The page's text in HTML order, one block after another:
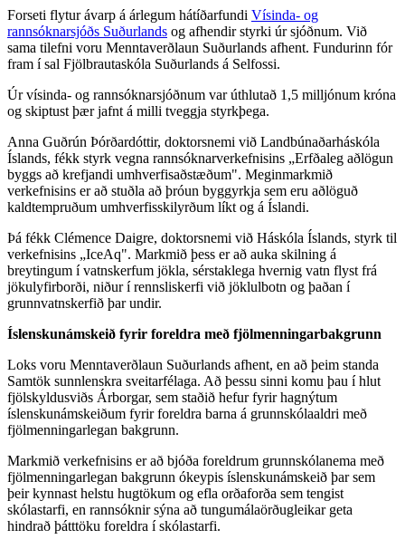
Forseti flytur ávarp á árlegum hátíðarfundi ​​​​‌ ‍ ​‍​‍‌‍ ‌ ​‍‌‍‍‌‌‍‌ ‌‍‍‌‌‍ ‍​‍​‍​ ‍‍​‍​‍‌ ​ ‌‍​‌‌‍ ‍‌‍‍‌‌ ‌​‌ ‍‌​‍ ‍‌‍‍‌‌‍ ​‍​‍​‍ ​​‍​‍‌‍‍​‌ ​‍‌‍‌‌‌‍‌‍​‍​‍​ ‍‍​‍​‍‌‍‍​‌ ‌​‌ ‌​‌ ​​‌ ​ ​‍ ​‍ ‌‍‌‍‌‍ ‌ ​‍‌ ​ ‌‍‌‌‌ ‌​‌‍‍‌​‍ ‌‌‍‍‌‌ ​ ‌‍ ​‌‍​‌‌‍ ‍‌‍‌​‌ ​ ​‍ ‍‌ ‌‍‌‍‌‌‌ ​‍‌‍​ ‌‍‌‌‌‍ ​​‍ ‍‌‍​‌‌ ​​‌ ​​​‍ ‌ ​ ‌ ‌​‌ ‌‌‌‍‌​‌‍‍‌‌‍ ​‍ ‌‍‍‌‌‍ ‍‌ ‌​‌‍‌‌‌‍ ‍‌ ‌​​‍ ‌‍‌‌‌‍‌​‌‍‍‌‌ ‌​​‍ ‌‍ ‌‌‍ ‌‍‌​‌‍‌‌​ ‌‌ ​​‌ ​‍‌‍‌‌‌ ​ ‌‍‌‌‌‍ ‍‌ ‌​‌‍​‌‌ ‌​‌‍‍‌‌‍ ‌‍ ‍​ ‍ ‌‍‍‌‌‍‌​​ ‌​ ‌​​ ​​‌‍‌ ‌​‌‍‌​‍‍‌​‍‌‌​‌​‌ ​ ‌‍​ ‌‍ ‍‌‍‌‍‌‌‍‌‌​‌‌‌​‌‍‌‌‌​‌​‍‍‌‌​‌‌‌‌‌‌​‍ ​ ‌‌‌​‍ ‌​‍ ​ ‍ ‌ ‌​‌ ‍‌‌ ​​‌‍‌‌​ ‌‌‍ ‍‌‍‌‌‌ ‌ ‌ ​ ​ ‍ ‌ ​​‌‍​‌‌ ‌​‌‍‍​​ ‌‌ ​​‌‍​‌‌‍‌ ‌‍‌‌‌​​‍‌ ‌‌‌‍‍‌‌‍ ​‌‍‌​‌‍‌‌‌ ​‍​‍‌‌​ ‌‌‌​​‍‌‌ ‌‍‍ ‌‍‌‌‌ ‍‌​‍‌‌​ ​ ‌​‌​​‍‌‌​ ​ ‌​‌​​‍‌‌​ ​‍​ ​‍‌ ​‍‌‍‍‌‌‍​ ‌‍‍​‌ ‌​‌‍‌‌‌ ‍​‌ ‌​​‍ ‌‌ ​​‌ ‌‌‌ ‍​‌ ‌ ​ ​​‌ ​‍‌ ‌‌‌‍ ‌​ ‌‍​‍‌‌​ ​‍​ ​‍​‍‌‌​ ‌‌‌​‌​​‍ ‍‌‍​ ‌‍ ‌‍ ‍‌ ‌​‌‍‌‌‌‍ ‍‌ ‌​​‍‌‌​ ‌‌‌​​‍‌‌ ‌‍‍ ‌‍‌‌‌ ‍‌​‍‌‌​ ​ ‌​‌​​‍‌‌​ ​ ‌​‌​​‍‌‌​ ​‍​ ​‍‌‍​‌​ ​‌‌‍‌‍​ ‌‌‌‍​ ​ ‌​​ ‍‌‌‍‌‍​ ‌​​ ‌ ​ ‌​​ ​‍​‍‌‌​ ​‍​ ​‍​‍‌‌​ ‌‌‌​‌​​‍ ‍‌‍​ ‌‍‍​‌‍‍‌‌‍ ​‌‍‌​‌ ​‍‌‍‌‌‌‍ ‍​‍‌‌​ ‌‌‌​​‍‌‌ ‌‍‍ ‌‍‌‌‌ ‍‌​‍‌‌​ ​ ‌​‌​​‍‌‌​ ​ ‌​‌​​‍‌‌​ ​‍​ ​‍​ ​​‌‍‌‌​ ​ ​ ​​​ ‌‌​ ​‌​ ​ ​ ​‍‌‍​‌​ ‍​​ ‌​​ ‌​​‍‌‌​ ​‍​ ​‍​‍‌‌​ ‌‌‌​‌​​‍ ‍‌ ‌​‌‍‌‌‌ ‍​‌ ‌​​ ‌‍​‍‌‍​‌‌ ​ ‌‍‌‌‌‌‌‌‌ ​‍‌‍ ​​ ‌‌‍‍​‌ ‌​‌ ‌​‌ ​​‌ ​ ​‍‌‌​ ​‍‌​‌‍​‍‌‌​ ​‍‌​‌‍‌‍‌‍‌‍ ‌ ​‍‌ ​ ‌‍‌‌‌ ‌​‌‍‍‌​‍ ‌‌‍‍‌‌ ​ ‌‍ ​‌‍​‌‌‍ ‍‌‍‌​‌ ​ ​‍ ‍‌ ‌‍‌‍‌‌‌ ​‍‌‍​ ‌‍‌‌‌‍ ​​‍ ‍‌‍​‌‌ ​​‌ ​​​‍‌‌​ ​‍‌​‌‍‌ ​ ‌ ‌​‌ ‌‌‌‍‌​‌‍‍‌‌‍ ​‍‌‍‌‍‍‌‌‍‌​​ ‌​ ‌​​ ​​‌‍‌ ‌​‌‍‌​‍‍‌​‍‌‌​‌​‌ ​ ‌‍​ ‌‍ ‍‌‍‌‍‌‌‍‌‌​‌‌‌​‌‍‌‌‌​‌​‍‍‌‌​‌‌‌‌‌‌​‍ ​ ‌‌‌​‍ ‌​‍ ​‍‌‍‌ ‌​‌ ‍‌‌ ​​‌‍‌‌​ ‌‌‍ ‍‌‍‌‌‌ ‌ ‌ ​ ​‍‌‍‌ ​​‌‍​‌‌ ‌​‌‍‍​​ ‌‌ ​​‌‍​‌‌‍‌ ‌‍‌‌‌​​‍‌ ‌‌‌‍‍‌‌‍ ​‌‍‌​‌‍‌‌‌ ​‍​‍‌‌​ ‌‌‌​​‍‌‌ ‌‍‍ ‌‍‌‌‌ ‍‌​‍‌‌​ ​ ‌​‌​​‍‌‌​ ​ ‌​‌​​‍‌‌​ ​‍​ ​‍‌ ​‍‌‍‍‌‌‍​ ‌‍‍​‌ ‌​‌‍‌‌‌ ‍​‌ ‌​​‍ ‌‌ ​​‌ ‌‌‌ ‍​‌ ‌ ​ ​​‌ ​‍‌ ‌‌‌‍ ‌​ ‌‍​‍‌‌​ ​‍​ ​‍​‍‌‌​ ‌‌‌​‌​​‍ ‍‌‍​ ‌‍ ‌‍ ‍‌ ‌​‌‍‌‌‌‍ ‍‌ ‌​​‍‌‌​ ‌‌‌​​‍‌‌ ‌‍‍ ‌‍‌‌‌ ‍‌​‍‌‌​ ​ ‌​‌​​‍‌‌​ ​ ‌​‌​​‍‌‌​ ​‍​ ​‍‌‍​‌​ ​‌‌‍‌‍​ ‌‌‌‍​ ​ ‌​​ ‍‌‌‍‌‍​ ‌​​ ‌ ​ ‌​​ ​‍​‍‌‌​ ​‍​ ​‍​‍‌‌​ ‌‌‌​‌​​‍ ‍‌‍​ ‌‍‍​‌‍‍‌‌‍ ​‌‍‌​‌ ​‍‌‍‌‌‌‍ ‍​‍‌‌​ ‌‌‌​​‍‌‌ ‌‍‍ ‌‍‌‌‌ ‍‌​‍‌‌​ ​ ‌​‌​​‍‌‌​ ​ ‌​‌​​‍‌‌​ ​‍​ ​‍​ ​​‌‍‌‌​ ​ ​ ​​​ ‌‌​ ​‌​ ​ ​ ​‍‌‍​‌​ ‍​​ ‌​​ ‌​​‍‌‌​ ​‍​ ​‍​‍‌‌​ ‌‌‌​‌​​‍ ‍‌ ‌​‌‍‌‌‌ ‍​‌ ‌​​‍‌‍‌ ​​‌‍‌‌‌ ​‍‌ ​ ‌ ​​‌‍‌‌‌‍​ ‌ ‌​‌‍‍‌‌ ‌‍‌‍‌‌​ ‌‌ ​​‌ ‌‌‌‍​‍‌‍ ​‌‍‍‌‌ ​ ‌‍‍​‌‍‌‌‌‍‌​​‍​‍‌ ‌ Vísinda- og
rannsóknarsjóðs Suðurlands​​​​‌ ‍ ​‍​‍‌‍ ‌ ​‍‌‍‍‌‌‍‌ ‌‍‍‌‌‍ ‍​‍​‍​ ‍‍​‍​‍‌ ​ ‌‍​‌‌‍ ‍‌‍‍‌‌ ‌​‌ ‍‌​‍ ‍‌‍‍‌‌‍ ​‍​‍​‍ ​​‍​‍‌‍‍​‌ ​‍‌‍‌‌‌‍‌‍​‍​‍​ ‍‍​‍​‍‌‍‍​‌ ‌​‌ ‌​‌ ​​‌ ​ ​‍ ​‍ ‌‍‌‍‌‍ ‌ ​‍‌ ​ ‌‍‌‌‌ ‌​‌‍‍‌​‍ ‌‌‍‍‌‌ ​ ‌‍ ​‌‍​‌‌‍ ‍‌‍‌​‌ ​ ​‍ ‍‌ ‌‍‌‍‌‌‌ ​‍‌‍​ ‌‍‌‌‌‍ ​​‍ ‍‌‍​‌‌ ​​‌ ​​​‍ ‌ ​ ‌ ‌​‌ ‌‌‌‍‌​‌‍‍‌‌‍ ​‍ ‌‍‍‌‌‍ ‍‌ ‌​‌‍‌‌‌‍ ‍‌ ‌​​‍ ‌‍‌‌‌‍‌​‌‍‍‌‌ ‌​​‍ ‌‍ ‌‌‍ ‌‍‌​‌‍‌‌​ ‌‌ ​​‌ ​‍‌‍‌‌‌ ​ ‌‍‌‌‌‍ ‍‌ ‌​‌‍​‌‌ ‌​‌‍‍‌‌‍ ‌‍ ‍​ ‍ ‌‍‍‌‌‍‌​​ ‌​ ‌​​ ​​‌‍‌ ‌​‌‍‌​‍‍‌​‍‌‌​‌​‌ ​ ‌‍​ ‌‍ ‍‌‍‌‍‌‌‍‌‌​‌‌‌​‌‍‌‌‌​‌​‍‍‌‌​‌‌‌‌‌‌​‍ ​ ‌‌‌​‍ ‌​‍ ​ ‍ ‌ ‌​‌ ‍‌‌ ​​‌‍‌‌​ ‌‌‍ ‍‌‍‌‌‌ ‌ ‌ ​ ​ ‍ ‌ ​​‌‍​‌‌ ‌​‌‍‍​​ ‌‌ ​​‌‍​‌‌‍‌ ‌‍‌‌‌​​‍‌ ‌‌‌‍‍‌‌‍ ​‌‍‌​‌‍‌‌‌ ​‍​‍‌‌​ ‌‌‌​​‍‌‌ ‌‍‍ ‌‍‌‌‌ ‍‌​‍‌‌​ ​ ‌​‌​​‍‌‌​ ​ ‌​‌​​‍‌‌​ ​‍​ ​‍‌ ​‍‌‍‍‌‌‍​ ‌‍‍​‌ ‌​‌‍‌‌‌ ‍​‌ ‌​​‍ ‌‌ ​​‌ ‌‌‌ ‍​‌ ‌ ​ ​​‌ ​‍‌ ‌‌‌‍ ‌​ ‌‍​‍‌‌​ ​‍​ ​‍​‍‌‌​ ‌‌‌​‌​​‍ ‍‌‍​ ‌‍ ‌‍ ‍‌ ‌​‌‍‌‌‌‍ ‍‌ ‌​​‍‌‌​ ‌‌‌​​‍‌‌ ‌‍‍ ‌‍‌‌‌ ‍‌​‍‌‌​ ​ ‌​‌​​‍‌‌​ ​ ‌​‌​​‍‌‌​ ​‍​ ​‍‌‍​‌​ ​‌‌‍‌‍​ ‌‌‌‍​ ​ ‌​​ ‍‌‌‍‌‍​ ‌​​ ‌ ​ ‌​​ ​‍​‍‌‌​ ​‍​ ​‍​‍‌‌​ ‌‌‌​‌​​‍ ‍‌‍​ ‌‍‍​‌‍‍‌‌‍ ​‌‍‌​‌ ​‍‌‍‌‌‌‍ ‍​‍‌‌​ ‌‌‌​​‍‌‌ ‌‍‍ ‌‍‌‌‌ ‍‌​‍‌‌​ ​ ‌​‌​​‍‌‌​ ​ ‌​‌​​‍‌‌​ ​‍​ ​‍​ ‌‌​ ​​​ ‍‌​ ​‌​ ​​‌‍​ ‌‍‌​‌‍​ ‌‍​‍​ ‌‍‌‍‌‍‌‍​‍​‍‌‌​ ​‍​ ​‍​‍‌‌​ ‌‌‌​‌​​‍ ‍‌ ‌​‌‍‌‌‌ ‍​‌ ‌​​ ‌‍​‍‌‍​‌‌ ​ ‌‍‌‌‌‌‌‌‌ ​‍‌‍ ​​ ‌‌‍‍​‌ ‌​‌ ‌​‌ ​​‌ ​ ​‍‌‌​ ​‍‌​‌‍​‍‌‌​ ​‍‌​‌‍‌‍‌‍‌‍ ‌ ​‍‌ ​ ‌‍‌‌‌ ‌​‌‍‍‌​‍ ‌‌‍‍‌‌ ​ ‌‍ ​‌‍​‌‌‍ ‍‌‍‌​‌ ​ ​‍ ‍‌ ‌‍‌‍‌‌‌ ​‍‌‍​ ‌‍‌‌‌‍ ​​‍ ‍‌‍​‌‌ ​​‌ ​​​‍‌‌​ ​‍‌​‌‍‌ ​ ‌ ‌​‌ ‌‌‌‍‌​‌‍‍‌‌‍ ​‍‌‍‌‍‍‌‌‍‌​​ ‌​ ‌​​ ​​‌‍‌ ‌​‌‍‌​‍‍‌​‍‌‌​‌​‌ ​ ‌‍​ ‌‍ ‍‌‍‌‍‌‌‍‌‌​‌‌‌​‌‍‌‌‌​‌​‍‍‌‌​‌‌‌‌‌‌​‍ ​ ‌‌‌​‍ ‌​‍ ​‍‌‍‌ ‌​‌ ‍‌‌ ​​‌‍‌‌​ ‌‌‍ ‍‌‍‌‌‌ ‌ ‌ ​ ​‍‌‍‌ ​​‌‍​‌‌ ‌​‌‍‍​​ ‌‌ ​​‌‍​‌‌‍‌ ‌‍‌‌‌​​‍‌ ‌‌‌‍‍‌‌‍ ​‌‍‌​‌‍‌‌‌ ​‍​‍‌‌​ ‌‌‌​​‍‌‌ ‌‍‍ ‌‍‌‌‌ ‍‌​‍‌‌​ ​ ‌​‌​​‍‌‌​ ​ ‌​‌​​‍‌‌​ ​‍​ ​‍‌ ​‍‌‍‍‌‌‍​ ‌‍‍​‌ ‌​‌‍‌‌‌ ‍​‌ ‌​​‍ ‌‌ ​​‌ ‌‌‌ ‍​‌ ‌ ​ ​​‌ ​‍‌ ‌‌‌‍ ‌​ ‌‍​‍‌‌​ ​‍​ ​‍​‍‌‌​ ‌‌‌​‌​​‍ ‍‌‍​ ‌‍ ‌‍ ‍‌ ‌​‌‍‌‌‌‍ ‍‌ ‌​​‍‌‌​ ‌‌‌​​‍‌‌ ‌‍‍ ‌‍‌‌‌ ‍‌​‍‌‌​ ​ ‌​‌​​‍‌‌​ ​ ‌​‌​​‍‌‌​ ​‍​ ​‍‌‍​‌​ ​‌‌‍‌‍​ ‌‌‌‍​ ​ ‌​​ ‍‌‌‍‌‍​ ‌​​ ‌ ​ ‌​​ ​‍​‍‌‌​ ​‍​ ​‍​‍‌‌​ ‌‌‌​‌​​‍ ‍‌‍​ ‌‍‍​‌‍‍‌‌‍ ​‌‍‌​‌ ​‍‌‍‌‌‌‍ ‍​‍‌‌​ ‌‌‌​​‍‌‌ ‌‍‍ ‌‍‌‌‌ ‍‌​‍‌‌​ ​ ‌​‌​​‍‌‌​ ​ ‌​‌​​‍‌‌​ ​‍​ ​‍​ ‌‌​ ​​​ ‍‌​ ​‌​ ​​‌‍​ ‌‍‌​‌‍​ ‌‍​‍​ ‌‍‌‍‌‍‌‍​‍​‍‌‌​ ​‍​ ​‍​‍‌‌​ ‌‌‌​‌​​‍ ‍‌ ‌​‌‍‌‌‌ ‍​‌ ‌​​‍‌‍‌ ​​‌‍‌‌‌ ​‍‌ ​ ‌ ​​‌‍‌‌‌‍​ ‌ ‌​‌‍‍‌‌ ‌‍‌‍‌‌​ ‌‌ ​​‌ ‌‌‌‍​‍‌‍ ​‌‍‍‌‌ ​ ‌‍‍​‌‍‌‌‌‍‌​​‍​‍‌ ‌ og afhendir styrki úr sjóðnum. Við
sama tilefni voru Menntaverðlaun Suðurlands afhent. Fundurinn fór
fram í sal Fjölbrautaskóla Suðurlands á Selfossi.​​​​‌ ‍ ​‍​‍‌‍ ‌ ​‍‌‍‍‌‌‍‌ ‌‍‍‌‌‍ ‍​‍​‍​ ‍‍​‍​‍‌ ​ ‌‍​‌‌‍ ‍‌‍‍‌‌ ‌​‌ ‍‌​‍ ‍‌‍‍‌‌‍ ​‍​‍​‍ ​​‍​‍‌‍‍​‌ ​‍‌‍‌‌‌‍‌‍​‍​‍​ ‍‍​‍​‍‌‍‍​‌ ‌​‌ ‌​‌ ​​‌ ​ ​‍ ​‍ ‌‍‌‍‌‍ ‌ ​‍‌ ​ ‌‍‌‌‌ ‌​‌‍‍‌​‍ ‌‌‍‍‌‌ ​ ‌‍ ​‌‍​‌‌‍ ‍‌‍‌​‌ ​ ​‍ ‍‌ ‌‍‌‍‌‌‌ ​‍‌‍​ ‌‍‌‌‌‍ ​​‍ ‍‌‍​‌‌ ​​‌ ​​​‍ ‌ ​ ‌ ‌​‌ ‌‌‌‍‌​‌‍‍‌‌‍ ​‍ ‌‍‍‌‌‍ ‍‌ ‌​‌‍‌‌‌‍ ‍‌ ‌​​‍ ‌‍‌‌‌‍‌​‌‍‍‌‌ ‌​​‍ ‌‍ ‌‌‍ ‌‍‌​‌‍‌‌​ ‌‌ ​​‌ ​‍‌‍‌‌‌ ​ ‌‍‌‌‌‍ ‍‌ ‌​‌‍​‌‌ ‌​‌‍‍‌‌‍ ‌‍ ‍​ ‍ ‌‍‍‌‌‍‌​​ ‌​ ‌​​ ​​‌‍‌ ‌​‌‍‌​‍‍‌​‍‌‌​‌​‌ ​ ‌‍​ ‌‍ ‍‌‍‌‍‌‌‍‌‌​‌‌‌​‌‍‌‌‌​‌​‍‍‌‌​‌‌‌‌‌‌​‍ ​ ‌‌‌​‍ ‌​‍ ​ ‍ ‌ ‌​‌ ‍‌‌ ​​‌‍‌‌​ ‌‌‍ ‍‌‍‌‌‌ ‌ ‌ ​ ​ ‍ ‌ ​​‌‍​‌‌ ‌​‌‍‍​​ ‌‌ ​​‌‍​‌‌‍‌ ‌‍‌‌‌​​‍‌ ‌‌‌‍‍‌‌‍ ​‌‍‌​‌‍‌‌‌ ​‍​‍‌‌​ ‌‌‌​​‍‌‌ ‌‍‍ ‌‍‌‌‌ ‍‌​‍‌‌​ ​ ‌​‌​​‍‌‌​ ​ ‌​‌​​‍‌‌​ ​‍​ ​‍‌ ​‍‌‍‍‌‌‍​ ‌‍‍​‌ ‌​‌‍‌‌‌ ‍​‌ ‌​​‍ ‌‌ ​​‌ ‌‌‌ ‍​‌ ‌ ​ ​​‌ ​‍‌ ‌‌‌‍ ‌​ ‌‍​‍‌‌​ ​‍​ ​‍​‍‌‌​ ‌‌‌​‌​​‍ ‍‌‍​ ‌‍ ‌‍ ‍‌ ‌​‌‍‌‌‌‍ ‍‌ ‌​​‍‌‌​ ‌‌‌​​‍‌‌ ‌‍‍ ‌‍‌‌‌ ‍‌​‍‌‌​ ​ ‌​‌​​‍‌‌​ ​ ‌​‌​​‍‌‌​ ​‍​ ​‍‌‍​‌​ ​‌‌‍‌‍​ ‌‌‌‍​ ​ ‌​​ ‍‌‌‍‌‍​ ‌​​ ‌ ​ ‌​​ ​‍​‍‌‌​ ​‍​ ​‍​‍‌‌​ ‌‌‌​‌​​‍ ‍‌‍​ ‌‍‍​‌‍‍‌‌‍ ​‌‍‌​‌ ​‍‌‍‌‌‌‍ ‍​‍‌‌​ ‌‌‌​​‍‌‌ ‌‍‍ ‌‍‌‌‌ ‍‌​‍‌‌​ ​ ‌​‌​​‍‌‌​ ​ ‌​‌​​‍‌‌​ ​‍​ ​‍​ ‌​​ ​ ​ ‌​‌‍‌‌​ ‍‌​ ‍​‌‍‌‍​ ‌‍​ ​‌‌‍‌‍​ ‌‌​ ​‌​‍‌‌​ ​‍​ ​‍​‍‌‌​ ‌‌‌​‌​​‍ ‍‌ ‌​‌‍‌‌‌ ‍​‌ ‌​​ ‌‍​‍‌‍​‌‌ ​ ‌‍‌‌‌‌‌‌‌ ​‍‌‍ ​​ ‌‌‍‍​‌ ‌​‌ ‌​‌ ​​‌ ​ ​‍‌‌​ ​‍‌​‌‍​‍‌‌​ ​‍‌​‌‍‌‍‌‍‌‍ ‌ ​‍‌ ​ ‌‍‌‌‌ ‌​‌‍‍‌​‍ ‌‌‍‍‌‌ ​ ‌‍ ​‌‍​‌‌‍ ‍‌‍‌​‌ ​ ​‍ ‍‌ ‌‍‌‍‌‌‌ ​‍‌‍​ ‌‍‌‌‌‍ ​​‍ ‍‌‍​‌‌ ​​‌ ​​​‍‌‌​ ​‍‌​‌‍‌ ​ ‌ ‌​‌ ‌‌‌‍‌​‌‍‍‌‌‍ ​‍‌‍‌‍‍‌‌‍‌​​ ‌​ ‌​​ ​​‌‍‌ ‌​‌‍‌​‍‍‌​‍‌‌​‌​‌ ​ ‌‍​ ‌‍ ‍‌‍‌‍‌‌‍‌‌​‌‌‌​‌‍‌‌‌​‌​‍‍‌‌​‌‌‌‌‌‌​‍ ​ ‌‌‌​‍ ‌​‍ ​‍‌‍‌ ‌​‌ ‍‌‌ ​​‌‍‌‌​ ‌‌‍ ‍‌‍‌‌‌ ‌ ‌ ​ ​‍‌‍‌ ​​‌‍​‌‌ ‌​‌‍‍​​ ‌‌ ​​‌‍​‌‌‍‌ ‌‍‌‌‌​​‍‌ ‌‌‌‍‍‌‌‍ ​‌‍‌​‌‍‌‌‌ ​‍​‍‌‌​ ‌‌‌​​‍‌‌ ‌‍‍ ‌‍‌‌‌ ‍‌​‍‌‌​ ​ ‌​‌​​‍‌‌​ ​ ‌​‌​​‍‌‌​ ​‍​ ​‍‌ ​‍‌‍‍‌‌‍​ ‌‍‍​‌ ‌​‌‍‌‌‌ ‍​‌ ‌​​‍ ‌‌ ​​‌ ‌‌‌ ‍​‌ ‌ ​ ​​‌ ​‍‌ ‌‌‌‍ ‌​ ‌‍​‍‌‌​ ​‍​ ​‍​‍‌‌​ ‌‌‌​‌​​‍ ‍‌‍​ ‌‍ ‌‍ ‍‌ ‌​‌‍‌‌‌‍ ‍‌ ‌​​‍‌‌​ ‌‌‌​​‍‌‌ ‌‍‍ ‌‍‌‌‌ ‍‌​‍‌‌​ ​ ‌​‌​​‍‌‌​ ​ ‌​‌​​‍‌‌​ ​‍​ ​‍‌‍​‌​ ​‌‌‍‌‍​ ‌‌‌‍​ ​ ‌​​ ‍‌‌‍‌‍​ ‌​​ ‌ ​ ‌​​ ​‍​‍‌‌​ ​‍​ ​‍​‍‌‌​ ‌‌‌​‌​​‍ ‍‌‍​ ‌‍‍​‌‍‍‌‌‍ ​‌‍‌​‌ ​‍‌‍‌‌‌‍ ‍​‍‌‌​ ‌‌‌​​‍‌‌ ‌‍‍ ‌‍‌‌‌ ‍‌​‍‌‌​ ​ ‌​‌​​‍‌‌​ ​ ‌​‌​​‍‌‌​ ​‍​ ​‍​ ‌​​ ​ ​ ‌​‌‍‌‌​ ‍‌​ ‍​‌‍‌‍​ ‌‍​ ​‌‌‍‌‍​ ‌‌​ ​‌​‍‌‌​ ​‍​ ​‍​‍‌‌​ ‌‌‌​‌​​‍ ‍‌ ‌​‌‍‌‌‌ ‍​‌ ‌​​‍‌‍‌ ​​‌‍‌‌‌ ​‍‌ ​ ‌ ​​‌‍‌‌‌‍​ ‌ ‌​‌‍‍‌‌ ‌‍‌‍‌‌​ ‌‌ ​​‌ ‌‌‌‍​‍‌‍ ​‌‍‍‌‌ ​ ‌‍‍​‌‍‌‌‌‍‌​​‍​‍‌ ‌
Úr vísinda- og rannsóknarsjóðnum var úthlutað 1,5 milljónum króna
og skiptust þær jafnt á milli tveggja styrkþega.​​​​‌ ‍ ​‍​‍‌‍ ‌ ​‍‌‍‍‌‌‍‌ ‌‍‍‌‌‍ ‍​‍​‍​ ‍‍​‍​‍‌ ​ ‌‍​‌‌‍ ‍‌‍‍‌‌ ‌​‌ ‍‌​‍ ‍‌‍‍‌‌‍ ​‍​‍​‍ ​​‍​‍‌‍‍​‌ ​‍‌‍‌‌‌‍‌‍​‍​‍​ ‍‍​‍​‍‌‍‍​‌ ‌​‌ ‌​‌ ​​‌ ​ ​‍ ​‍ ‌‍‌‍‌‍ ‌ ​‍‌ ​ ‌‍‌‌‌ ‌​‌‍‍‌​‍ ‌‌‍‍‌‌ ​ ‌‍ ​‌‍​‌‌‍ ‍‌‍‌​‌ ​ ​‍ ‍‌ ‌‍‌‍‌‌‌ ​‍‌‍​ ‌‍‌‌‌‍ ​​‍ ‍‌‍​‌‌ ​​‌ ​​​‍ ‌ ​ ‌ ‌​‌ ‌‌‌‍‌​‌‍‍‌‌‍ ​‍ ‌‍‍‌‌‍ ‍‌ ‌​‌‍‌‌‌‍ ‍‌ ‌​​‍ ‌‍‌‌‌‍‌​‌‍‍‌‌ ‌​​‍ ‌‍ ‌‌‍ ‌‍‌​‌‍‌‌​ ‌‌ ​​‌ ​‍‌‍‌‌‌ ​ ‌‍‌‌‌‍ ‍‌ ‌​‌‍​‌‌ ‌​‌‍‍‌‌‍ ‌‍ ‍​ ‍ ‌‍‍‌‌‍‌​​ ‌​ ‌​​ ​​‌‍‌ ‌​‌‍‌​‍‍‌​‍‌‌​‌​‌ ​ ‌‍​ ‌‍ ‍‌‍‌‍‌‌‍‌‌​‌‌‌​‌‍‌‌‌​‌​‍‍‌‌​‌‌‌‌‌‌​‍ ​ ‌‌‌​‍ ‌​‍ ​ ‍ ‌ ‌​‌ ‍‌‌ ​​‌‍‌‌​ ‌‌‍ ‍‌‍‌‌‌ ‌ ‌ ​ ​ ‍ ‌ ​​‌‍​‌‌ ‌​‌‍‍​​ ‌‌ ​​‌‍​‌‌‍‌ ‌‍‌‌‌​​‍‌ ‌‌‌‍‍‌‌‍ ​‌‍‌​‌‍‌‌‌ ​‍​‍‌‌​ ‌‌‌​​‍‌‌ ‌‍‍ ‌‍‌‌‌ ‍‌​‍‌‌​ ​ ‌​‌​​‍‌‌​ ​ ‌​‌​​‍‌‌​ ​‍​ ​‍‌ ​‍‌‍‍‌‌‍​ ‌‍‍​‌ ‌​‌‍‌‌‌ ‍​‌ ‌​​‍ ‌‌ ​​‌ ‌‌‌ ‍​‌ ‌ ​ ​​‌ ​‍‌ ‌‌‌‍ ‌​ ‌‍​‍‌‌​ ​‍​ ​‍​‍‌‌​ ‌‌‌​‌​​‍ ‍‌‍​ ‌‍ ‌‍ ‍‌ ‌​‌‍‌‌‌‍ ‍‌ ‌​​‍‌‌​ ‌‌‌​​‍‌‌ ‌‍‍ ‌‍‌‌‌ ‍‌​‍‌‌​ ​ ‌​‌​​‍‌‌​ ​ ‌​‌​​‍‌‌​ ​‍​ ​‍‌‍‌‍​ ​ ‌‍‌​‌‍‌‍‌‍‌‍​ ‌‍​ ‌‍‌‍​‍​ ​‌‌‍​‍​ ‌​‌‍​‌​‍‌‌​ ​‍​ ​‍​‍‌‌​ ‌‌‌​‌​​‍ ‍‌‍​ ‌‍‍​‌‍‍‌‌‍ ​‌‍‌​‌ ​‍‌‍‌‌‌‍ ‍​‍‌‌​ ‌‌‌​​‍‌‌ ‌‍‍ ‌‍‌‌‌ ‍‌​‍‌‌​ ​ ‌​‌​​‍‌‌​ ​ ‌​‌​​‍‌‌​ ​‍​ ​‍‌‍​‍​ ‌‍​ ​‌​ ‍​‌‍‌‌​ ‌‍‌‍‌‌​ ‌‌​ ‍​‌‍‌​​ ‍​​ ‌‍​‍‌‌​ ​‍​ ​‍​‍‌‌​ ‌‌‌​‌​​‍ ‍‌ ‌​‌‍‌‌‌ ‍​‌ ‌​​ ‌‍​‍‌‍​‌‌ ​ ‌‍‌‌‌‌‌‌‌ ​‍‌‍ ​​ ‌‌‍‍​‌ ‌​‌ ‌​‌ ​​‌ ​ ​‍‌‌​ ​‍‌​‌‍​‍‌‌​ ​‍‌​‌‍‌‍‌‍‌‍ ‌ ​‍‌ ​ ‌‍‌‌‌ ‌​‌‍‍‌​‍ ‌‌‍‍‌‌ ​ ‌‍ ​‌‍​‌‌‍ ‍‌‍‌​‌ ​ ​‍ ‍‌ ‌‍‌‍‌‌‌ ​‍‌‍​ ‌‍‌‌‌‍ ​​‍ ‍‌‍​‌‌ ​​‌ ​​​‍‌‌​ ​‍‌​‌‍‌ ​ ‌ ‌​‌ ‌‌‌‍‌​‌‍‍‌‌‍ ​‍‌‍‌‍‍‌‌‍‌​​ ‌​ ‌​​ ​​‌‍‌ ‌​‌‍‌​‍‍‌​‍‌‌​‌​‌ ​ ‌‍​ ‌‍ ‍‌‍‌‍‌‌‍‌‌​‌‌‌​‌‍‌‌‌​‌​‍‍‌‌​‌‌‌‌‌‌​‍ ​ ‌‌‌​‍ ‌​‍ ​‍‌‍‌ ‌​‌ ‍‌‌ ​​‌‍‌‌​ ‌‌‍ ‍‌‍‌‌‌ ‌ ‌ ​ ​‍‌‍‌ ​​‌‍​‌‌ ‌​‌‍‍​​ ‌‌ ​​‌‍​‌‌‍‌ ‌‍‌‌‌​​‍‌ ‌‌‌‍‍‌‌‍ ​‌‍‌​‌‍‌‌‌ ​‍​‍‌‌​ ‌‌‌​​‍‌‌ ‌‍‍ ‌‍‌‌‌ ‍‌​‍‌‌​ ​ ‌​‌​​‍‌‌​ ​ ‌​‌​​‍‌‌​ ​‍​ ​‍‌ ​‍‌‍‍‌‌‍​ ‌‍‍​‌ ‌​‌‍‌‌‌ ‍​‌ ‌​​‍ ‌‌ ​​‌ ‌‌‌ ‍​‌ ‌ ​ ​​‌ ​‍‌ ‌‌‌‍ ‌​ ‌‍​‍‌‌​ ​‍​ ​‍​‍‌‌​ ‌‌‌​‌​​‍ ‍‌‍​ ‌‍ ‌‍ ‍‌ ‌​‌‍‌‌‌‍ ‍‌ ‌​​‍‌‌​ ‌‌‌​​‍‌‌ ‌‍‍ ‌‍‌‌‌ ‍‌​‍‌‌​ ​ ‌​‌​​‍‌‌​ ​ ‌​‌​​‍‌‌​ ​‍​ ​‍‌‍‌‍​ ​ ‌‍‌​‌‍‌‍‌‍‌‍​ ‌‍​ ‌‍‌‍​‍​ ​‌‌‍​‍​ ‌​‌‍​‌​‍‌‌​ ​‍​ ​‍​‍‌‌​ ‌‌‌​‌​​‍ ‍‌‍​ ‌‍‍​‌‍‍‌‌‍ ​‌‍‌​‌ ​‍‌‍‌‌‌‍ ‍​‍‌‌​ ‌‌‌​​‍‌‌ ‌‍‍ ‌‍‌‌‌ ‍‌​‍‌‌​ ​ ‌​‌​​‍‌‌​ ​ ‌​‌​​‍‌‌​ ​‍​ ​‍‌‍​‍​ ‌‍​ ​‌​ ‍​‌‍‌‌​ ‌‍‌‍‌‌​ ‌‌​ ‍​‌‍‌​​ ‍​​ ‌‍​‍‌‌​ ​‍​ ​‍​‍‌‌​ ‌‌‌​‌​​‍ ‍‌ ‌​‌‍‌‌‌ ‍​‌ ‌​​‍‌‍‌ ​​‌‍‌‌‌ ​‍‌ ​ ‌ ​​‌‍‌‌‌‍​ ‌ ‌​‌‍‍‌‌ ‌‍‌‍‌‌​ ‌‌ ​​‌ ‌‌‌‍​‍‌‍ ​‌‍‍‌‌ ​ ‌‍‍​‌‍‌‌‌‍‌​​‍​‍‌ ‌
Anna Guðrún Þórðardóttir, doktorsnemi við Landbúnaðarháskóla
Íslands, fékk styrk vegna rannsóknarverkefnisins „Erfðaleg aðlögun
byggs að krefjandi umhverfisaðstæðum". Meginmarkmið
verkefnisins er að stuðla að þróun byggyrkja sem eru aðlöguð
kaldtempruðum umhverfisskilyrðum líkt og á Íslandi.​​​​‌ ‍ ​‍​‍‌‍ ‌ ​‍‌‍‍‌‌‍‌ ‌‍‍‌‌‍ ‍​‍​‍​ ‍‍​‍​‍‌ ​ ‌‍​‌‌‍ ‍‌‍‍‌‌ ‌​‌ ‍‌​‍ ‍‌‍‍‌‌‍ ​‍​‍​‍ ​​‍​‍‌‍‍​‌ ​‍‌‍‌‌‌‍‌‍​‍​‍​ ‍‍​‍​‍‌‍‍​‌ ‌​‌ ‌​‌ ​​‌ ​ ​‍ ​‍ ‌‍‌‍‌‍ ‌ ​‍‌ ​ ‌‍‌‌‌ ‌​‌‍‍‌​‍ ‌‌‍‍‌‌ ​ ‌‍ ​‌‍​‌‌‍ ‍‌‍‌​‌ ​ ​‍ ‍‌ ‌‍‌‍‌‌‌ ​‍‌‍​ ‌‍‌‌‌‍ ​​‍ ‍‌‍​‌‌ ​​‌ ​​​‍ ‌ ​ ‌ ‌​‌ ‌‌‌‍‌​‌‍‍‌‌‍ ​‍ ‌‍‍‌‌‍ ‍‌ ‌​‌‍‌‌‌‍ ‍‌ ‌​​‍ ‌‍‌‌‌‍‌​‌‍‍‌‌ ‌​​‍ ‌‍ ‌‌‍ ‌‍‌​‌‍‌‌​ ‌‌ ​​‌ ​‍‌‍‌‌‌ ​ ‌‍‌‌‌‍ ‍‌ ‌​‌‍​‌‌ ‌​‌‍‍‌‌‍ ‌‍ ‍​ ‍ ‌‍‍‌‌‍‌​​ ‌​ ‌​​ ​​‌‍‌ ‌​‌‍‌​‍‍‌​‍‌‌​‌​‌ ​ ‌‍​ ‌‍ ‍‌‍‌‍‌‌‍‌‌​‌‌‌​‌‍‌‌‌​‌​‍‍‌‌​‌‌‌‌‌‌​‍ ​ ‌‌‌​‍ ‌​‍ ​ ‍ ‌ ‌​‌ ‍‌‌ ​​‌‍‌‌​ ‌‌‍ ‍‌‍‌‌‌ ‌ ‌ ​ ​ ‍ ‌ ​​‌‍​‌‌ ‌​‌‍‍​​ ‌‌ ​​‌‍​‌‌‍‌ ‌‍‌‌‌​​‍‌ ‌‌‌‍‍‌‌‍ ​‌‍‌​‌‍‌‌‌ ​‍​‍‌‌​ ‌‌‌​​‍‌‌ ‌‍‍ ‌‍‌‌‌ ‍‌​‍‌‌​ ​ ‌​‌​​‍‌‌​ ​ ‌​‌​​‍‌‌​ ​‍​ ​‍‌ ​‍‌‍‍‌‌‍​ ‌‍‍​‌ ‌​‌‍‌‌‌ ‍​‌ ‌​​‍ ‌‌ ​​‌ ‌‌‌ ‍​‌ ‌ ​ ​​‌ ​‍‌ ‌‌‌‍ ‌​ ‌‍​‍‌‌​ ​‍​ ​‍​‍‌‌​ ‌‌‌​‌​​‍ ‍‌‍​ ‌‍ ‌‍ ‍‌ ‌​‌‍‌‌‌‍ ‍‌ ‌​​‍‌‌​ ‌‌‌​​‍‌‌ ‌‍‍ ‌‍‌‌‌ ‍‌​‍‌‌​ ​ ‌​‌​​‍‌‌​ ​ ‌​‌​​‍‌‌​ ​‍​ ​‍​ ​​​ ‍​​ ‌‌‌‍​ ​ ​‌​ ‌​​ ​​‌‍​‌‌‍​ ​ ​‍‌‍​‌​ ‍​​‍‌‌​ ​‍​ ​‍​‍‌‌​ ‌‌‌​‌​​‍ ‍‌‍​ ‌‍‍​‌‍‍‌‌‍ ​‌‍‌​‌ ​‍‌‍‌‌‌‍ ‍​‍‌‌​ ‌‌‌​​‍‌‌ ‌‍‍ ‌‍‌‌‌ ‍‌​‍‌‌​ ​ ‌​‌​​‍‌‌​ ​ ‌​‌​​‍‌‌​ ​‍​ ​‍​ ‌​​ ‌‌​ ​‌​ ​‍‌‍‌​​ ​​​ ‌​‌‍​ ​ ‌ ​ ‌ ​ ​​‌‍​ ​‍‌‌​ ​‍​ ​‍​‍‌‌​ ‌‌‌​‌​​‍ ‍‌ ‌​‌‍‌‌‌ ‍​‌ ‌​​ ‌‍​‍‌‍​‌‌ ​ ‌‍‌‌‌‌‌‌‌ ​‍‌‍ ​​ ‌‌‍‍​‌ ‌​‌ ‌​‌ ​​‌ ​ ​‍‌‌​ ​‍‌​‌‍​‍‌‌​ ​‍‌​‌‍‌‍‌‍‌‍ ‌ ​‍‌ ​ ‌‍‌‌‌ ‌​‌‍‍‌​‍ ‌‌‍‍‌‌ ​ ‌‍ ​‌‍​‌‌‍ ‍‌‍‌​‌ ​ ​‍ ‍‌ ‌‍‌‍‌‌‌ ​‍‌‍​ ‌‍‌‌‌‍ ​​‍ ‍‌‍​‌‌ ​​‌ ​​​‍‌‌​ ​‍‌​‌‍‌ ​ ‌ ‌​‌ ‌‌‌‍‌​‌‍‍‌‌‍ ​‍‌‍‌‍‍‌‌‍‌​​ ‌​ ‌​​ ​​‌‍‌ ‌​‌‍‌​‍‍‌​‍‌‌​‌​‌ ​ ‌‍​ ‌‍ ‍‌‍‌‍‌‌‍‌‌​‌‌‌​‌‍‌‌‌​‌​‍‍‌‌​‌‌‌‌‌‌​‍ ​ ‌‌‌​‍ ‌​‍ ​‍‌‍‌ ‌​‌ ‍‌‌ ​​‌‍‌‌​ ‌‌‍ ‍‌‍‌‌‌ ‌ ‌ ​ ​‍‌‍‌ ​​‌‍​‌‌ ‌​‌‍‍​​ ‌‌ ​​‌‍​‌‌‍‌ ‌‍‌‌‌​​‍‌ ‌‌‌‍‍‌‌‍ ​‌‍‌​‌‍‌‌‌ ​‍​‍‌‌​ ‌‌‌​​‍‌‌ ‌‍‍ ‌‍‌‌‌ ‍‌​‍‌‌​ ​ ‌​‌​​‍‌‌​ ​ ‌​‌​​‍‌‌​ ​‍​ ​‍‌ ​‍‌‍‍‌‌‍​ ‌‍‍​‌ ‌​‌‍‌‌‌ ‍​‌ ‌​​‍ ‌‌ ​​‌ ‌‌‌ ‍​‌ ‌ ​ ​​‌ ​‍‌ ‌‌‌‍ ‌​ ‌‍​‍‌‌​ ​‍​ ​‍​‍‌‌​ ‌‌‌​‌​​‍ ‍‌‍​ ‌‍ ‌‍ ‍‌ ‌​‌‍‌‌‌‍ ‍‌ ‌​​‍‌‌​ ‌‌‌​​‍‌‌ ‌‍‍ ‌‍‌‌‌ ‍‌​‍‌‌​ ​ ‌​‌​​‍‌‌​ ​ ‌​‌​​‍‌‌​ ​‍​ ​‍​ ​​​ ‍​​ ‌‌‌‍​ ​ ​‌​ ‌​​ ​​‌‍​‌‌‍​ ​ ​‍‌‍​‌​ ‍​​‍‌‌​ ​‍​ ​‍​‍‌‌​ ‌‌‌​‌​​‍ ‍‌‍​ ‌‍‍​‌‍‍‌‌‍ ​‌‍‌​‌ ​‍‌‍‌‌‌‍ ‍​‍‌‌​ ‌‌‌​​‍‌‌ ‌‍‍ ‌‍‌‌‌ ‍‌​‍‌‌​ ​ ‌​‌​​‍‌‌​ ​ ‌​‌​​‍‌‌​ ​‍​ ​‍​ ‌​​ ‌‌​ ​‌​ ​‍‌‍‌​​ ​​​ ‌​‌‍​ ​ ‌ ​ ‌ ​ ​​‌‍​ ​‍‌‌​ ​‍​ ​‍​‍‌‌​ ‌‌‌​‌​​‍ ‍‌ ‌​‌‍‌‌‌ ‍​‌ ‌​​‍‌‍‌ ​​‌‍‌‌‌ ​‍‌ ​ ‌ ​​‌‍‌‌‌‍​ ‌ ‌​‌‍‍‌‌ ‌‍‌‍‌‌​ ‌‌ ​​‌ ‌‌‌‍​‍‌‍ ​‌‍‍‌‌ ​ ‌‍‍​‌‍‌‌‌‍‌​​‍​‍‌ ‌
Þá fékk Clémence Daigre, doktorsnemi við Háskóla Íslands, styrk til
verkefnisins „IceAq". Markmið þess er að auka skilning á
breytingum í vatnskerfum jökla, sérstaklega hvernig vatn flyst frá
jökulyfirborði, niður í rennsliskerfi við jöklulbotn og þaðan í
grunnvatnskerfið þar undir.​​​​‌ ‍ ​‍​‍‌‍ ‌ ​‍‌‍‍‌‌‍‌ ‌‍‍‌‌‍ ‍​‍​‍​ ‍‍​‍​‍‌ ​ ‌‍​‌‌‍ ‍‌‍‍‌‌ ‌​‌ ‍‌​‍ ‍‌‍‍‌‌‍ ​‍​‍​‍ ​​‍​‍‌‍‍​‌ ​‍‌‍‌‌‌‍‌‍​‍​‍​ ‍‍​‍​‍‌‍‍​‌ ‌​‌ ‌​‌ ​​‌ ​ ​‍ ​‍ ‌‍‌‍‌‍ ‌ ​‍‌ ​ ‌‍‌‌‌ ‌​‌‍‍‌​‍ ‌‌‍‍‌‌ ​ ‌‍ ​‌‍​‌‌‍ ‍‌‍‌​‌ ​ ​‍ ‍‌ ‌‍‌‍‌‌‌ ​‍‌‍​ ‌‍‌‌‌‍ ​​‍ ‍‌‍​‌‌ ​​‌ ​​​‍ ‌ ​ ‌ ‌​‌ ‌‌‌‍‌​‌‍‍‌‌‍ ​‍ ‌‍‍‌‌‍ ‍‌ ‌​‌‍‌‌‌‍ ‍‌ ‌​​‍ ‌‍‌‌‌‍‌​‌‍‍‌‌ ‌​​‍ ‌‍ ‌‌‍ ‌‍‌​‌‍‌‌​ ‌‌ ​​‌ ​‍‌‍‌‌‌ ​ ‌‍‌‌‌‍ ‍‌ ‌​‌‍​‌‌ ‌​‌‍‍‌‌‍ ‌‍ ‍​ ‍ ‌‍‍‌‌‍‌​​ ‌​ ‌​​ ​​‌‍‌ ‌​‌‍‌​‍‍‌​‍‌‌​‌​‌ ​ ‌‍​ ‌‍ ‍‌‍‌‍‌‌‍‌‌​‌‌‌​‌‍‌‌‌​‌​‍‍‌‌​‌‌‌‌‌‌​‍ ​ ‌‌‌​‍ ‌​‍ ​ ‍ ‌ ‌​‌ ‍‌‌ ​​‌‍‌‌​ ‌‌‍ ‍‌‍‌‌‌ ‌ ‌ ​ ​ ‍ ‌ ​​‌‍​‌‌ ‌​‌‍‍​​ ‌‌ ​​‌‍​‌‌‍‌ ‌‍‌‌‌​​‍‌ ‌‌‌‍‍‌‌‍ ​‌‍‌​‌‍‌‌‌ ​‍​‍‌‌​ ‌‌‌​​‍‌‌ ‌‍‍ ‌‍‌‌‌ ‍‌​‍‌‌​ ​ ‌​‌​​‍‌‌​ ​ ‌​‌​​‍‌‌​ ​‍​ ​‍‌ ​‍‌‍‍‌‌‍​ ‌‍‍​‌ ‌​‌‍‌‌‌ ‍​‌ ‌​​‍ ‌‌ ​​‌ ‌‌‌ ‍​‌ ‌ ​ ​​‌ ​‍‌ ‌‌‌‍ ‌​ ‌‍​‍‌‌​ ​‍​ ​‍​‍‌‌​ ‌‌‌​‌​​‍ ‍‌‍​ ‌‍ ‌‍ ‍‌ ‌​‌‍‌‌‌‍ ‍‌ ‌​​‍‌‌​ ‌‌‌​​‍‌‌ ‌‍‍ ‌‍‌‌‌ ‍‌​‍‌‌​ ​ ‌​‌​​‍‌‌​ ​ ‌​‌​​‍‌‌​ ​‍​ ​‍​ ​ ​ ‍‌​ ‌‍​ ​‍‌‍​‍​ ‍​​ ​ ​ ‌‍​ ‍​​ ‌ ‌‍​‍​ ‌​​‍‌‌​ ​‍​ ​‍​‍‌‌​ ‌‌‌​‌​​‍ ‍‌‍​ ‌‍‍​‌‍‍‌‌‍ ​‌‍‌​‌ ​‍‌‍‌‌‌‍ ‍​‍‌‌​ ‌‌‌​​‍‌‌ ‌‍‍ ‌‍‌‌‌ ‍‌​‍‌‌​ ​ ‌​‌​​‍‌‌​ ​ ‌​‌​​‍‌‌​ ​‍​ ​‍​ ‍​​ ​‍‌‍‌‍‌‍‌​‌‍​‌​ ‌​​ ‌​​ ‌‌‌‍‌‍​ ​‍​ ​‌​ ‌ ​‍‌‌​ ​‍​ ​‍​‍‌‌​ ‌‌‌​‌​​‍ ‍‌ ‌​‌‍‌‌‌ ‍​‌ ‌​​ ‌‍​‍‌‍​‌‌ ​ ‌‍‌‌‌‌‌‌‌ ​‍‌‍ ​​ ‌‌‍‍​‌ ‌​‌ ‌​‌ ​​‌ ​ ​‍‌‌​ ​‍‌​‌‍​‍‌‌​ ​‍‌​‌‍‌‍‌‍‌‍ ‌ ​‍‌ ​ ‌‍‌‌‌ ‌​‌‍‍‌​‍ ‌‌‍‍‌‌ ​ ‌‍ ​‌‍​‌‌‍ ‍‌‍‌​‌ ​ ​‍ ‍‌ ‌‍‌‍‌‌‌ ​‍‌‍​ ‌‍‌‌‌‍ ​​‍ ‍‌‍​‌‌ ​​‌ ​​​‍‌‌​ ​‍‌​‌‍‌ ​ ‌ ‌​‌ ‌‌‌‍‌​‌‍‍‌‌‍ ​‍‌‍‌‍‍‌‌‍‌​​ ‌​ ‌​​ ​​‌‍‌ ‌​‌‍‌​‍‍‌​‍‌‌​‌​‌ ​ ‌‍​ ‌‍ ‍‌‍‌‍‌‌‍‌‌​‌‌‌​‌‍‌‌‌​‌​‍‍‌‌​‌‌‌‌‌‌​‍ ​ ‌‌‌​‍ ‌​‍ ​‍‌‍‌ ‌​‌ ‍‌‌ ​​‌‍‌‌​ ‌‌‍ ‍‌‍‌‌‌ ‌ ‌ ​ ​‍‌‍‌ ​​‌‍​‌‌ ‌​‌‍‍​​ ‌‌ ​​‌‍​‌‌‍‌ ‌‍‌‌‌​​‍‌ ‌‌‌‍‍‌‌‍ ​‌‍‌​‌‍‌‌‌ ​‍​‍‌‌​ ‌‌‌​​‍‌‌ ‌‍‍ ‌‍‌‌‌ ‍‌​‍‌‌​ ​ ‌​‌​​‍‌‌​ ​ ‌​‌​​‍‌‌​ ​‍​ ​‍‌ ​‍‌‍‍‌‌‍​ ‌‍‍​‌ ‌​‌‍‌‌‌ ‍​‌ ‌​​‍ ‌‌ ​​‌ ‌‌‌ ‍​‌ ‌ ​ ​​‌ ​‍‌ ‌‌‌‍ ‌​ ‌‍​‍‌‌​ ​‍​ ​‍​‍‌‌​ ‌‌‌​‌​​‍ ‍‌‍​ ‌‍ ‌‍ ‍‌ ‌​‌‍‌‌‌‍ ‍‌ ‌​​‍‌‌​ ‌‌‌​​‍‌‌ ‌‍‍ ‌‍‌‌‌ ‍‌​‍‌‌​ ​ ‌​‌​​‍‌‌​ ​ ‌​‌​​‍‌‌​ ​‍​ ​‍​ ​ ​ ‍‌​ ‌‍​ ​‍‌‍​‍​ ‍​​ ​ ​ ‌‍​ ‍​​ ‌ ‌‍​‍​ ‌​​‍‌‌​ ​‍​ ​‍​‍‌‌​ ‌‌‌​‌​​‍ ‍‌‍​ ‌‍‍​‌‍‍‌‌‍ ​‌‍‌​‌ ​‍‌‍‌‌‌‍ ‍​‍‌‌​ ‌‌‌​​‍‌‌ ‌‍‍ ‌‍‌‌‌ ‍‌​‍‌‌​ ​ ‌​‌​​‍‌‌​ ​ ‌​‌​​‍‌‌​ ​‍​ ​‍​ ‍​​ ​‍‌‍‌‍‌‍‌​‌‍​‌​ ‌​​ ‌​​ ‌‌‌‍‌‍​ ​‍​ ​‌​ ‌ ​‍‌‌​ ​‍​ ​‍​‍‌‌​ ‌‌‌​‌​​‍ ‍‌ ‌​‌‍‌‌‌ ‍​‌ ‌​​‍‌‍‌ ​​‌‍‌‌‌ ​‍‌ ​ ‌ ​​‌‍‌‌‌‍​ ‌ ‌​‌‍‍‌‌ ‌‍‌‍‌‌​ ‌‌ ​​‌ ‌‌‌‍​‍‌‍ ​‌‍‍‌‌ ​ ‌‍‍​‌‍‌‌‌‍‌​​‍​‍‌ ‌
Íslenskunámskeið fyrir foreldra með fjölmenningarbakgrunn​​​​‌ ‍ ​‍​‍‌‍ ‌ ​‍‌‍‍‌‌‍‌ ‌‍‍‌‌‍ ‍​‍​‍​ ‍‍​‍​‍‌ ​ ‌‍​‌‌‍ ‍‌‍‍‌‌ ‌​‌ ‍‌​‍ ‍‌‍‍‌‌‍ ​‍​‍​‍ ​​‍​‍‌‍‍​‌ ​‍‌‍‌‌‌‍‌‍​‍​‍​ ‍‍​‍​‍‌‍‍​‌ ‌​‌ ‌​‌ ​​‌ ​ ​‍ ​‍ ‌‍‌‍‌‍ ‌ ​‍‌ ​ ‌‍‌‌‌ ‌​‌‍‍‌​‍ ‌‌‍‍‌‌ ​ ‌‍ ​‌‍​‌‌‍ ‍‌‍‌​‌ ​ ​‍ ‍‌ ‌‍‌‍‌‌‌ ​‍‌‍​ ‌‍‌‌‌‍ ​​‍ ‍‌‍​‌‌ ​​‌ ​​​‍ ‌ ​ ‌ ‌​‌ ‌‌‌‍‌​‌‍‍‌‌‍ ​‍ ‌‍‍‌‌‍ ‍‌ ‌​‌‍‌‌‌‍ ‍‌ ‌​​‍ ‌‍‌‌‌‍‌​‌‍‍‌‌ ‌​​‍ ‌‍ ‌‌‍ ‌‍‌​‌‍‌‌​ ‌‌ ​​‌ ​‍‌‍‌‌‌ ​ ‌‍‌‌‌‍ ‍‌ ‌​‌‍​‌‌ ‌​‌‍‍‌‌‍ ‌‍ ‍​ ‍ ‌‍‍‌‌‍‌​​ ‌​ ‌​​ ​​‌‍‌ ‌​‌‍‌​‍‍‌​‍‌‌​‌​‌ ​ ‌‍​ ‌‍ ‍‌‍‌‍‌‌‍‌‌​‌‌‌​‌‍‌‌‌​‌​‍‍‌‌​‌‌‌‌‌‌​‍ ​ ‌‌‌​‍ ‌​‍ ​ ‍ ‌ ‌​‌ ‍‌‌ ​​‌‍‌‌​ ‌‌‍ ‍‌‍‌‌‌ ‌ ‌ ​ ​ ‍ ‌ ​​‌‍​‌‌ ‌​‌‍‍​​ ‌‌ ​​‌‍​‌‌‍‌ ‌‍‌‌‌​​‍‌ ‌‌‌‍‍‌‌‍ ​‌‍‌​‌‍‌‌‌ ​‍​‍‌‌​ ‌‌‌​​‍‌‌ ‌‍‍ ‌‍‌‌‌ ‍‌​‍‌‌​ ​ ‌​‌​​‍‌‌​ ​ ‌​‌​​‍‌‌​ ​‍​ ​‍‌ ​‍‌‍‍‌‌‍​ ‌‍‍​‌ ‌​‌‍‌‌‌ ‍​‌ ‌​​‍ ‌‌ ​​‌ ‌‌‌ ‍​‌ ‌ ​ ​​‌ ​‍‌ ‌‌‌‍ ‌​ ‌‍​‍‌‌​ ​‍​ ​‍​‍‌‌​ ‌‌‌​‌​​‍ ‍‌‍​ ‌‍ ‌‍ ‍‌ ‌​‌‍‌‌‌‍ ‍‌ ‌​​‍‌‌​ ‌‌‌​​‍‌‌ ‌‍‍ ‌‍‌‌‌ ‍‌​‍‌‌​ ​ ‌​‌​​‍‌‌​ ​ ‌​‌​​‍‌‌​ ​‍​ ​‍‌‍​‌​ ‍​​ ‍‌​ ‌​‌‍​‍‌‍‌​‌‍​‌‌‍‌‌​ ‌‌‌‍‌​​ ‌‍​ ‍​​‍‌‌​ ​‍​ ​‍​‍‌‌​ ‌‌‌​‌​​‍ ‍‌‍​ ‌‍‍​‌‍‍‌‌‍ ​‌‍‌​‌ ​‍‌‍‌‌‌‍ ‍​‍‌‌​ ‌‌‌​​‍‌‌ ‌‍‍ ‌‍‌‌‌ ‍‌​‍‌‌​ ​ ‌​‌​​‍‌‌​ ​ ‌​‌​​‍‌‌​ ​‍​ ​‍​ ​‌​ ‌‍‌‍‌​‌‍‌​​ ​​‌‍​ ​ ‌​​ ‍‌‌‍​‍‌‍‌​‌‍‌​‌‍‌‌​‍‌‌​ ​‍​ ​‍​‍‌‌​ ‌‌‌​‌​​‍ ‍‌ ‌​‌‍‌‌‌ ‍​‌ ‌​​ ‌‍​‍‌‍​‌‌ ​ ‌‍‌‌‌‌‌‌‌ ​‍‌‍ ​​ ‌‌‍‍​‌ ‌​‌ ‌​‌ ​​‌ ​ ​‍‌‌​ ​‍‌​‌‍​‍‌‌​ ​‍‌​‌‍‌‍‌‍‌‍ ‌ ​‍‌ ​ ‌‍‌‌‌ ‌​‌‍‍‌​‍ ‌‌‍‍‌‌ ​ ‌‍ ​‌‍​‌‌‍ ‍‌‍‌​‌ ​ ​‍ ‍‌ ‌‍‌‍‌‌‌ ​‍‌‍​ ‌‍‌‌‌‍ ​​‍ ‍‌‍​‌‌ ​​‌ ​​​‍‌‌​ ​‍‌​‌‍‌ ​ ‌ ‌​‌ ‌‌‌‍‌​‌‍‍‌‌‍ ​‍‌‍‌‍‍‌‌‍‌​​ ‌​ ‌​​ ​​‌‍‌ ‌​‌‍‌​‍‍‌​‍‌‌​‌​‌ ​ ‌‍​ ‌‍ ‍‌‍‌‍‌‌‍‌‌​‌‌‌​‌‍‌‌‌​‌​‍‍‌‌​‌‌‌‌‌‌​‍ ​ ‌‌‌​‍ ‌​‍ ​‍‌‍‌ ‌​‌ ‍‌‌ ​​‌‍‌‌​ ‌‌‍ ‍‌‍‌‌‌ ‌ ‌ ​ ​‍‌‍‌ ​​‌‍​‌‌ ‌​‌‍‍​​ ‌‌ ​​‌‍​‌‌‍‌ ‌‍‌‌‌​​‍‌ ‌‌‌‍‍‌‌‍ ​‌‍‌​‌‍‌‌‌ ​‍​‍‌‌​ ‌‌‌​​‍‌‌ ‌‍‍ ‌‍‌‌‌ ‍‌​‍‌‌​ ​ ‌​‌​​‍‌‌​ ​ ‌​‌​​‍‌‌​ ​‍​ ​‍‌ ​‍‌‍‍‌‌‍​ ‌‍‍​‌ ‌​‌‍‌‌‌ ‍​‌ ‌​​‍ ‌‌ ​​‌ ‌‌‌ ‍​‌ ‌ ​ ​​‌ ​‍‌ ‌‌‌‍ ‌​ ‌‍​‍‌‌​ ​‍​ ​‍​‍‌‌​ ‌‌‌​‌​​‍ ‍‌‍​ ‌‍ ‌‍ ‍‌ ‌​‌‍‌‌‌‍ ‍‌ ‌​​‍‌‌​ ‌‌‌​​‍‌‌ ‌‍‍ ‌‍‌‌‌ ‍‌​‍‌‌​ ​ ‌​‌​​‍‌‌​ ​ ‌​‌​​‍‌‌​ ​‍​ ​‍‌‍​‌​ ‍​​ ‍‌​ ‌​‌‍​‍‌‍‌​‌‍​‌‌‍‌‌​ ‌‌‌‍‌​​ ‌‍​ ‍​​‍‌‌​ ​‍​ ​‍​‍‌‌​ ‌‌‌​‌​​‍ ‍‌‍​ ‌‍‍​‌‍‍‌‌‍ ​‌‍‌​‌ ​‍‌‍‌‌‌‍ ‍​‍‌‌​ ‌‌‌​​‍‌‌ ‌‍‍ ‌‍‌‌‌ ‍‌​‍‌‌​ ​ ‌​‌​​‍‌‌​ ​ ‌​‌​​‍‌‌​ ​‍​ ​‍​ ​‌​ ‌‍‌‍‌​‌‍‌​​ ​​‌‍​ ​ ‌​​ ‍‌‌‍​‍‌‍‌​‌‍‌​‌‍‌‌​‍‌‌​ ​‍​ ​‍​‍‌‌​ ‌‌‌​‌​​‍ ‍‌ ‌​‌‍‌‌‌ ‍​‌ ‌​​‍‌‍‌ ​​‌‍‌‌‌ ​‍‌ ​ ‌ ​​‌‍‌‌‌‍​ ‌ ‌​‌‍‍‌‌ ‌‍‌‍‌‌​ ‌‌ ​​‌ ‌‌‌‍​‍‌‍ ​‌‍‍‌‌ ​ ‌‍‍​‌‍‌‌‌‍‌​​‍​‍‌ ‌
Loks voru Menntaverðlaun Suðurlands afhent, en að þeim standa
Samtök sunnlenskra sveitarfélaga. Að þessu sinni komu þau í hlut
fjölskyldusviðs Árborgar, sem staðið hefur fyrir hagnýtum
íslenskunámskeiðum fyrir foreldra barna á grunnskólaaldri með
fjölmenningarlegan bakgrunn.​​​​‌ ‍ ​‍​‍‌‍ ‌ ​‍‌‍‍‌‌‍‌ ‌‍‍‌‌‍ ‍​‍​‍​ ‍‍​‍​‍‌ ​ ‌‍​‌‌‍ ‍‌‍‍‌‌ ‌​‌ ‍‌​‍ ‍‌‍‍‌‌‍ ​‍​‍​‍ ​​‍​‍‌‍‍​‌ ​‍‌‍‌‌‌‍‌‍​‍​‍​ ‍‍​‍​‍‌‍‍​‌ ‌​‌ ‌​‌ ​​‌ ​ ​‍ ​‍ ‌‍‌‍‌‍ ‌ ​‍‌ ​ ‌‍‌‌‌ ‌​‌‍‍‌​‍ ‌‌‍‍‌‌ ​ ‌‍ ​‌‍​‌‌‍ ‍‌‍‌​‌ ​ ​‍ ‍‌ ‌‍‌‍‌‌‌ ​‍‌‍​ ‌‍‌‌‌‍ ​​‍ ‍‌‍​‌‌ ​​‌ ​​​‍ ‌ ​ ‌ ‌​‌ ‌‌‌‍‌​‌‍‍‌‌‍ ​‍ ‌‍‍‌‌‍ ‍‌ ‌​‌‍‌‌‌‍ ‍‌ ‌​​‍ ‌‍‌‌‌‍‌​‌‍‍‌‌ ‌​​‍ ‌‍ ‌‌‍ ‌‍‌​‌‍‌‌​ ‌‌ ​​‌ ​‍‌‍‌‌‌ ​ ‌‍‌‌‌‍ ‍‌ ‌​‌‍​‌‌ ‌​‌‍‍‌‌‍ ‌‍ ‍​ ‍ ‌‍‍‌‌‍‌​​ ‌​ ‌​​ ​​‌‍‌ ‌​‌‍‌​‍‍‌​‍‌‌​‌​‌ ​ ‌‍​ ‌‍ ‍‌‍‌‍‌‌‍‌‌​‌‌‌​‌‍‌‌‌​‌​‍‍‌‌​‌‌‌‌‌‌​‍ ​ ‌‌‌​‍ ‌​‍ ​ ‍ ‌ ‌​‌ ‍‌‌ ​​‌‍‌‌​ ‌‌‍ ‍‌‍‌‌‌ ‌ ‌ ​ ​ ‍ ‌ ​​‌‍​‌‌ ‌​‌‍‍​​ ‌‌ ​​‌‍​‌‌‍‌ ‌‍‌‌‌​​‍‌ ‌‌‌‍‍‌‌‍ ​‌‍‌​‌‍‌‌‌ ​‍​‍‌‌​ ‌‌‌​​‍‌‌ ‌‍‍ ‌‍‌‌‌ ‍‌​‍‌‌​ ​ ‌​‌​​‍‌‌​ ​ ‌​‌​​‍‌‌​ ​‍​ ​‍‌ ​‍‌‍‍‌‌‍​ ‌‍‍​‌ ‌​‌‍‌‌‌ ‍​‌ ‌​​‍ ‌‌ ​​‌ ‌‌‌ ‍​‌ ‌ ​ ​​‌ ​‍‌ ‌‌‌‍ ‌​ ‌‍​‍‌‌​ ​‍​ ​‍​‍‌‌​ ‌‌‌​‌​​‍ ‍‌‍​ ‌‍ ‌‍ ‍‌ ‌​‌‍‌‌‌‍ ‍‌ ‌​​‍‌‌​ ‌‌‌​​‍‌‌ ‌‍‍ ‌‍‌‌‌ ‍‌​‍‌‌​ ​ ‌​‌​​‍‌‌​ ​ ‌​‌​​‍‌‌​ ​‍​ ​‍​ ​​​ ‌‌‌‍‌‍​ ​ ‌‍​ ‌‍‌‍​ ‌ ​ ‍‌​ ‌‌‌‍‌‌​ ‌​​ ‍​​‍‌‌​ ​‍​ ​‍​‍‌‌​ ‌‌‌​‌​​‍ ‍‌‍​ ‌‍‍​‌‍‍‌‌‍ ​‌‍‌​‌ ​‍‌‍‌‌‌‍ ‍​‍‌‌​ ‌‌‌​​‍‌‌ ‌‍‍ ‌‍‌‌‌ ‍‌​‍‌‌​ ​ ‌​‌​​‍‌‌​ ​ ‌​‌​​‍‌‌​ ​‍​ ​‍‌‍​ ​ ‍​‌‍‌‌​ ‍‌​ ​ ‌‍​‍​ ‌‍‌‍‌‌​ ‍​‌‍​‍​ ​‍​ ​‍​‍‌‌​ ​‍​ ​‍​‍‌‌​ ‌‌‌​‌​​‍ ‍‌ ‌​‌‍‌‌‌ ‍​‌ ‌​​ ‌‍​‍‌‍​‌‌ ​ ‌‍‌‌‌‌‌‌‌ ​‍‌‍ ​​ ‌‌‍‍​‌ ‌​‌ ‌​‌ ​​‌ ​ ​‍‌‌​ ​‍‌​‌‍​‍‌‌​ ​‍‌​‌‍‌‍‌‍‌‍ ‌ ​‍‌ ​ ‌‍‌‌‌ ‌​‌‍‍‌​‍ ‌‌‍‍‌‌ ​ ‌‍ ​‌‍​‌‌‍ ‍‌‍‌​‌ ​ ​‍ ‍‌ ‌‍‌‍‌‌‌ ​‍‌‍​ ‌‍‌‌‌‍ ​​‍ ‍‌‍​‌‌ ​​‌ ​​​‍‌‌​ ​‍‌​‌‍‌ ​ ‌ ‌​‌ ‌‌‌‍‌​‌‍‍‌‌‍ ​‍‌‍‌‍‍‌‌‍‌​​ ‌​ ‌​​ ​​‌‍‌ ‌​‌‍‌​‍‍‌​‍‌‌​‌​‌ ​ ‌‍​ ‌‍ ‍‌‍‌‍‌‌‍‌‌​‌‌‌​‌‍‌‌‌​‌​‍‍‌‌​‌‌‌‌‌‌​‍ ​ ‌‌‌​‍ ‌​‍ ​‍‌‍‌ ‌​‌ ‍‌‌ ​​‌‍‌‌​ ‌‌‍ ‍‌‍‌‌‌ ‌ ‌ ​ ​‍‌‍‌ ​​‌‍​‌‌ ‌​‌‍‍​​ ‌‌ ​​‌‍​‌‌‍‌ ‌‍‌‌‌​​‍‌ ‌‌‌‍‍‌‌‍ ​‌‍‌​‌‍‌‌‌ ​‍​‍‌‌​ ‌‌‌​​‍‌‌ ‌‍‍ ‌‍‌‌‌ ‍‌​‍‌‌​ ​ ‌​‌​​‍‌‌​ ​ ‌​‌​​‍‌‌​ ​‍​ ​‍‌ ​‍‌‍‍‌‌‍​ ‌‍‍​‌ ‌​‌‍‌‌‌ ‍​‌ ‌​​‍ ‌‌ ​​‌ ‌‌‌ ‍​‌ ‌ ​ ​​‌ ​‍‌ ‌‌‌‍ ‌​ ‌‍​‍‌‌​ ​‍​ ​‍​‍‌‌​ ‌‌‌​‌​​‍ ‍‌‍​ ‌‍ ‌‍ ‍‌ ‌​‌‍‌‌‌‍ ‍‌ ‌​​‍‌‌​ ‌‌‌​​‍‌‌ ‌‍‍ ‌‍‌‌‌ ‍‌​‍‌‌​ ​ ‌​‌​​‍‌‌​ ​ ‌​‌​​‍‌‌​ ​‍​ ​‍​ ​​​ ‌‌‌‍‌‍​ ​ ‌‍​ ‌‍‌‍​ ‌ ​ ‍‌​ ‌‌‌‍‌‌​ ‌​​ ‍​​‍‌‌​ ​‍​ ​‍​‍‌‌​ ‌‌‌​‌​​‍ ‍‌‍​ ‌‍‍​‌‍‍‌‌‍ ​‌‍‌​‌ ​‍‌‍‌‌‌‍ ‍​‍‌‌​ ‌‌‌​​‍‌‌ ‌‍‍ ‌‍‌‌‌ ‍‌​‍‌‌​ ​ ‌​‌​​‍‌‌​ ​ ‌​‌​​‍‌‌​ ​‍​ ​‍‌‍​ ​ ‍​‌‍‌‌​ ‍‌​ ​ ‌‍​‍​ ‌‍‌‍‌‌​ ‍​‌‍​‍​ ​‍​ ​‍​‍‌‌​ ​‍​ ​‍​‍‌‌​ ‌‌‌​‌​​‍ ‍‌ ‌​‌‍‌‌‌ ‍​‌ ‌​​‍‌‍‌ ​​‌‍‌‌‌ ​‍‌ ​ ‌ ​​‌‍‌‌‌‍​ ‌ ‌​‌‍‍‌‌ ‌‍‌‍‌‌​ ‌‌ ​​‌ ‌‌‌‍​‍‌‍ ​‌‍‍‌‌ ​ ‌‍‍​‌‍‌‌‌‍‌​​‍​‍‌ ‌
Markmið verkefnisins er að bjóða foreldrum grunnskólanema með
fjölmenningarlegan bakgrunn ókeypis íslenskunámskeið þar sem
þeir kynnast helstu hugtökum og efla orðaforða sem tengist
skólastarfi, en rannsóknir sýna að tungumálaörðugleikar geta
hindrað þátttöku foreldra í skólastarfi.​​​​‌ ‍ ​‍​‍‌‍ ‌ ​‍‌‍‍‌‌‍‌ ‌‍‍‌‌‍ ‍​‍​‍​ ‍‍​‍​‍‌ ​ ‌‍​‌‌‍ ‍‌‍‍‌‌ ‌​‌ ‍‌​‍ ‍‌‍‍‌‌‍ ​‍​‍​‍ ​​‍​‍‌‍‍​‌ ​‍‌‍‌‌‌‍‌‍​‍​‍​ ‍‍​‍​‍‌‍‍​‌ ‌​‌ ‌​‌ ​​‌ ​ ​‍ ​‍ ‌‍‌‍‌‍ ‌ ​‍‌ ​ ‌‍‌‌‌ ‌​‌‍‍‌​‍ ‌‌‍‍‌‌ ​ ‌‍ ​‌‍​‌‌‍ ‍‌‍‌​‌ ​ ​‍ ‍‌ ‌‍‌‍‌‌‌ ​‍‌‍​ ‌‍‌‌‌‍ ​​‍ ‍‌‍​‌‌ ​​‌ ​​​‍ ‌ ​ ‌ ‌​‌ ‌‌‌‍‌​‌‍‍‌‌‍ ​‍ ‌‍‍‌‌‍ ‍‌ ‌​‌‍‌‌‌‍ ‍‌ ‌​​‍ ‌‍‌‌‌‍‌​‌‍‍‌‌ ‌​​‍ ‌‍ ‌‌‍ ‌‍‌​‌‍‌‌​ ‌‌ ​​‌ ​‍‌‍‌‌‌ ​ ‌‍‌‌‌‍ ‍‌ ‌​‌‍​‌‌ ‌​‌‍‍‌‌‍ ‌‍ ‍​ ‍ ‌‍‍‌‌‍‌​​ ‌​ ‌​​ ​​‌‍‌ ‌​‌‍‌​‍‍‌​‍‌‌​‌​‌ ​ ‌‍​ ‌‍ ‍‌‍‌‍‌‌‍‌‌​‌‌‌​‌‍‌‌‌​‌​‍‍‌‌​‌‌‌‌‌‌​‍ ​ ‌‌‌​‍ ‌​‍ ​ ‍ ‌ ‌​‌ ‍‌‌ ​​‌‍‌‌​ ‌‌‍ ‍‌‍‌‌‌ ‌ ‌ ​ ​ ‍ ‌ ​​‌‍​‌‌ ‌​‌‍‍​​ ‌‌ ​​‌‍​‌‌‍‌ ‌‍‌‌‌​​‍‌ ‌‌‌‍‍‌‌‍ ​‌‍‌​‌‍‌‌‌ ​‍​‍‌‌​ ‌‌‌​​‍‌‌ ‌‍‍ ‌‍‌‌‌ ‍‌​‍‌‌​ ​ ‌​‌​​‍‌‌​ ​ ‌​‌​​‍‌‌​ ​‍​ ​‍‌ ​‍‌‍‍‌‌‍​ ‌‍‍​‌ ‌​‌‍‌‌‌ ‍​‌ ‌​​‍ ‌‌ ​​‌ ‌‌‌ ‍​‌ ‌ ​ ​​‌ ​‍‌ ‌‌‌‍ ‌​ ‌‍​‍‌‌​ ​‍​ ​‍​‍‌‌​ ‌‌‌​‌​​‍ ‍‌‍​ ‌‍ ‌‍ ‍‌ ‌​‌‍‌‌‌‍ ‍‌ ‌​​‍‌‌​ ‌‌‌​​‍‌‌ ‌‍‍ ‌‍‌‌‌ ‍‌​‍‌‌​ ​ ‌​‌​​‍‌‌​ ​ ‌​‌​​‍‌‌​ ​‍​ ​‍​ ‌‍‌‍‌‍‌‍‌‌​ ‌‍​ ‌‍‌‍​‌‌‍‌‌​ ​ ​ ​​‌‍‌‌​ ‌ ​ ​​​‍‌‌​ ​‍​ ​‍​‍‌‌​ ‌‌‌​‌​​‍ ‍‌‍​ ‌‍‍​‌‍‍‌‌‍ ​‌‍‌​‌ ​‍‌‍‌‌‌‍ ‍​‍‌‌​ ‌‌‌​​‍‌‌ ‌‍‍ ‌‍‌‌‌ ‍‌​‍‌‌​ ​ ‌​‌​​‍‌‌​ ​ ‌​‌​​‍‌‌​ ​‍​ ​‍​ ‌​​ ‌ ‌‍​‍‌‍​‍​ ‌‌​ ​‌​ ‍‌‌‍‌‌​ ​‌‌‍​‍​ ​ ‌‍​ ​‍‌‌​ ​‍​ ​‍​‍‌‌​ ‌‌‌​‌​​‍ ‍‌ ‌​‌‍‌‌‌ ‍​‌ ‌​​ ‌‍​‍‌‍​‌‌ ​ ‌‍‌‌‌‌‌‌‌ ​‍‌‍ ​​ ‌‌‍‍​‌ ‌​‌ ‌​‌ ​​‌ ​ ​‍‌‌​ ​‍‌​‌‍​‍‌‌​ ​‍‌​‌‍‌‍‌‍‌‍ ‌ ​‍‌ ​ ‌‍‌‌‌ ‌​‌‍‍‌​‍ ‌‌‍‍‌‌ ​ ‌‍ ​‌‍​‌‌‍ ‍‌‍‌​‌ ​ ​‍ ‍‌ ‌‍‌‍‌‌‌ ​‍‌‍​ ‌‍‌‌‌‍ ​​‍ ‍‌‍​‌‌ ​​‌ ​​​‍‌‌​ ​‍‌​‌‍‌ ​ ‌ ‌​‌ ‌‌‌‍‌​‌‍‍‌‌‍ ​‍‌‍‌‍‍‌‌‍‌​​ ‌​ ‌​​ ​​‌‍‌ ‌​‌‍‌​‍‍‌​‍‌‌​‌​‌ ​ ‌‍​ ‌‍ ‍‌‍‌‍‌‌‍‌‌​‌‌‌​‌‍‌‌‌​‌​‍‍‌‌​‌‌‌‌‌‌​‍ ​ ‌‌‌​‍ ‌​‍ ​‍‌‍‌ ‌​‌ ‍‌‌ ​​‌‍‌‌​ ‌‌‍ ‍‌‍‌‌‌ ‌ ‌ ​ ​‍‌‍‌ ​​‌‍​‌‌ ‌​‌‍‍​​ ‌‌ ​​‌‍​‌‌‍‌ ‌‍‌‌‌​​‍‌ ‌‌‌‍‍‌‌‍ ​‌‍‌​‌‍‌‌‌ ​‍​‍‌‌​ ‌‌‌​​‍‌‌ ‌‍‍ ‌‍‌‌‌ ‍‌​‍‌‌​ ​ ‌​‌​​‍‌‌​ ​ ‌​‌​​‍‌‌​ ​‍​ ​‍‌ ​‍‌‍‍‌‌‍​ ‌‍‍​‌ ‌​‌‍‌‌‌ ‍​‌ ‌​​‍ ‌‌ ​​‌ ‌‌‌ ‍​‌ ‌ ​ ​​‌ ​‍‌ ‌‌‌‍ ‌​ ‌‍​‍‌‌​ ​‍​ ​‍​‍‌‌​ ‌‌‌​‌​​‍ ‍‌‍​ ‌‍ ‌‍ ‍‌ ‌​‌‍‌‌‌‍ ‍‌ ‌​​‍‌‌​ ‌‌‌​​‍‌‌ ‌‍‍ ‌‍‌‌‌ ‍‌​‍‌‌​ ​ ‌​‌​​‍‌‌​ ​ ‌​‌​​‍‌‌​ ​‍​ ​‍​ ‌‍‌‍‌‍‌‍‌‌​ ‌‍​ ‌‍‌‍​‌‌‍‌‌​ ​ ​ ​​‌‍‌‌​ ‌ ​ ​​​‍‌‌​ ​‍​ ​‍​‍‌‌​ ‌‌‌​‌​​‍ ‍‌‍​ ‌‍‍​‌‍‍‌‌‍ ​‌‍‌​‌ ​‍‌‍‌‌‌‍ ‍​‍‌‌​ ‌‌‌​​‍‌‌ ‌‍‍ ‌‍‌‌‌ ‍‌​‍‌‌​ ​ ‌​‌​​‍‌‌​ ​ ‌​‌​​‍‌‌​ ​‍​ ​‍​ ‌​​ ‌ ‌‍​‍‌‍​‍​ ‌‌​ ​‌​ ‍‌‌‍‌‌​ ​‌‌‍​‍​ ​ ‌‍​ ​‍‌‌​ ​‍​ ​‍​‍‌‌​ ‌‌‌​‌​​‍ ‍‌ ‌​‌‍‌‌‌ ‍​‌ ‌​​‍‌‍‌ ​​‌‍‌‌‌ ​‍‌ ​ ‌ ​​‌‍‌‌‌‍​ ‌ ‌​‌‍‍‌‌ ‌‍‌‍‌‌​ ‌‌ ​​‌ ‌‌‌‍​‍‌‍ ​‌‍‍‌‌ ​ ‌‍‍​‌‍‌‌‌‍‌​​‍​‍‌ ‌